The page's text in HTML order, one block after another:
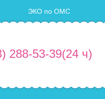
ЭКО по ОМС
288-53-39(24 ч)